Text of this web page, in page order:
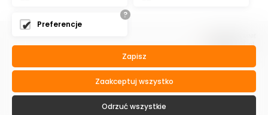
?
Preferencje
Zapisz
Zaakceptuj wszystko
Odrzuć wszystkie